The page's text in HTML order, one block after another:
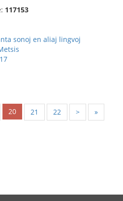
117153
sonoj en aliaj lingvoj
20 21 22 > »